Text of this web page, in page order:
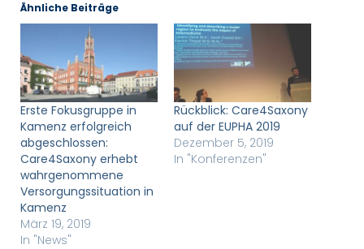
Ähnliche Beiträge
Erste Fokusgruppe in
Kamenz erfolgreich
abgeschlossen:
Care4Saxony erhebt
wahrgenommene
Versorgungssituation in
Kamenz
März 19, 2019
In "News"
Rückblick: Care4Saxony
auf der EUPHA 2019
Dezember 5, 2019
In "Konferenzen"